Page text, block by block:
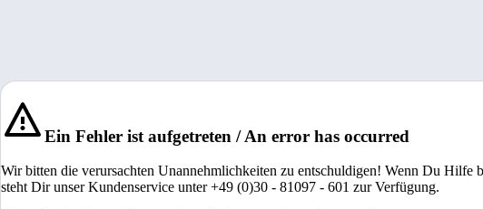
Ein Fehler ist aufgetreten / An error has occurred
Wir bitten die verursachten Unannehmlichkeiten zu entschuldigen! Wenn Du Hilfe
steht Dir unser Kundenservice unter +49 (0)30 - 81097 - 601 zur Verfügung.